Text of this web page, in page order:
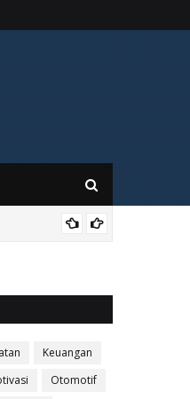
Keuangan
Otomotif